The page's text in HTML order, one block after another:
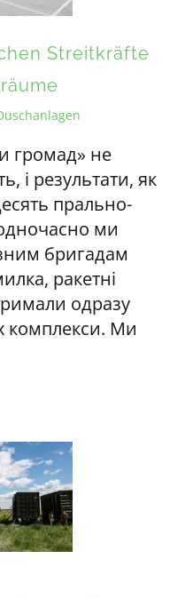
Streitkräfte
громад» не
і результати, як
прально-
ми
бригадам
ракетні
одразу
комплекси. Ми